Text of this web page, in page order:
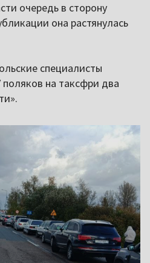
очередь в сторону
она растянулась
специалисты
на таксфри два